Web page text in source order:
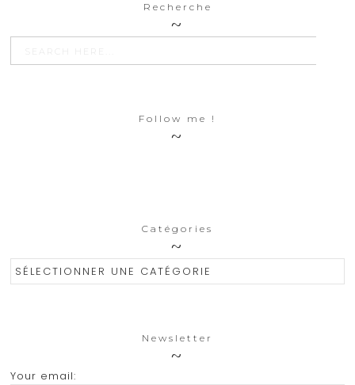
Recherche
Search SEARCH
Follow me !
Catégories
Catégories
Newsletter
Your email: